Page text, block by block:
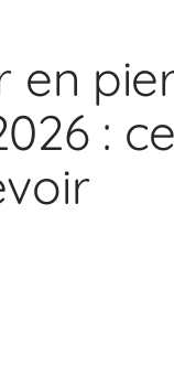
en
: